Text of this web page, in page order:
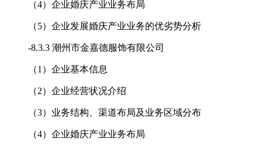
（4）企业婚庆产业业务布局
（5）企业发展婚庆产业业务的优劣势分析
-8.3.3 潮州市金嘉德服饰有限公司
（1）企业基本信息
（2）企业经营状况介绍
（3）业务结构、渠道布局及业务区域分布
（4）企业婚庆产业业务布局